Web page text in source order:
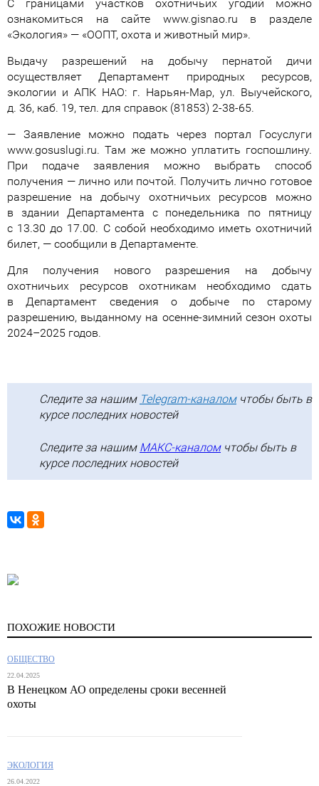
С границами участков охотничьих угодий можно
ознакомиться на сайте www.gisnao.ru в разделе
«Экология» — «ООПТ, охота и животный мир».
Выдачу разрешений на добычу пернатой дичи
осуществляет Департамент природных ресурсов,
экологии и АПК НАО: г. Нарьян-Мар, ул. Выучейского,
д. 36, каб. 19, тел. для справок (81853) 2-38-65.
— Заявление можно подать через портал Госуслуги
www.gosuslugi.ru. Там же можно уплатить госпошлину.
При подаче заявления можно выбрать способ
получения — лично или почтой. Получить лично готовое
разрешение на добычу охотничьих ресурсов можно
в здании Департамента с понедельника по пятницу
с 13.30 до 17.00. С собой необходимо иметь охотничий
билет, — сообщили в Департаменте.
Для получения нового разрешения на добычу
охотничьих ресурсов охотникам необходимо сдать
в Департамент сведения о добыче по старому
разрешению, выданному на осенне-зимний сезон охоты
2024–2025 годов.
Следите за нашим Telegram-каналомчтобы быть в
курсе последних новостей
Следите за нашим МАКС-каналомчтобы быть в
курсе последних новостей
ПОХОЖИЕ НОВОСТИ
ОБЩЕСТВО
22.04.2025
В Ненецком АО определены сроки весенней
охоты
ЭКОЛОГИЯ
26.04.2022